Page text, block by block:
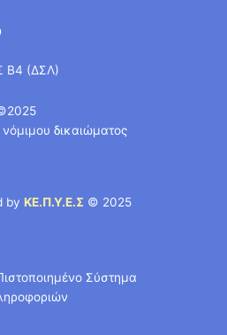
Β4 (ΔΣΛ)
δικαιώματος
by ΚΕ.Π.Υ.Ε.Σ © 2025
Σύστημα